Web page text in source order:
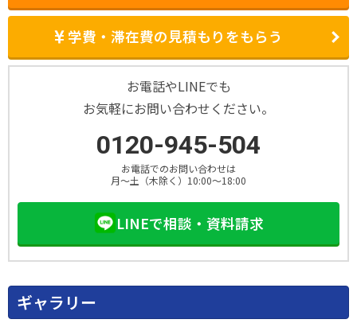
学費・滞在費の見積もりをもらう
お電話やLINEでも
お気軽にお問い合わせください。
0120-945-504
お電話でのお問い合わせは
月～土（木除く）10:00～18:00
LINEで相談・資料請求
ギャラリー